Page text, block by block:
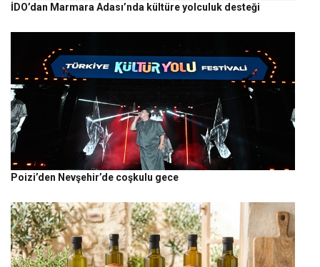
İDO’dan Marmara Adası’nda kültüre yolculuk desteği
Poizi’den Nevşehir’de coşkulu gece